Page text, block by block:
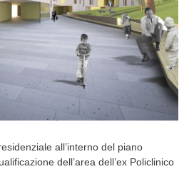
all’interno del piano
dell’area dell’ex Policlinico